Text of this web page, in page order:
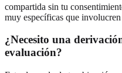
compartida sin tu
muy específicas que
¿Necesito una
evaluación?